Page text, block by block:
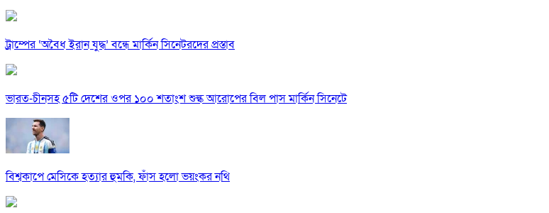
ট্রাম্পের ‘অবৈধ ইরান যুদ্ধ’ বন্ধে মার্কিন সিনেটরদের প্রস্তাব
ভারত-চীনসহ ৫টি দেশের ওপর ১০০ শতাংশ শুল্ক আরোপের বিল পাস মার্কিন সিনেটে
বিশ্বকাপে মেসিকে হত্যার হুমকি, ফাঁস হলো ভয়ংকর নথি